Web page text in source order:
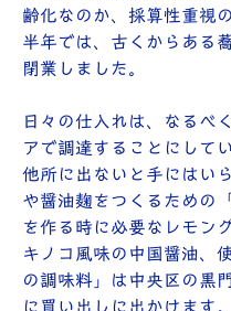
齢化なのか、採算性重視
半年では、古くからある
閉業しました。
日々の仕入れは、なるべ
アで調達することにして
他所に出ないと手にはい
や醤油麹をつくるための
を作る時に必要なレモン
キノコ風味の中国醤油、
の調味料」は中央区の黒
に買い出しに出かけます。